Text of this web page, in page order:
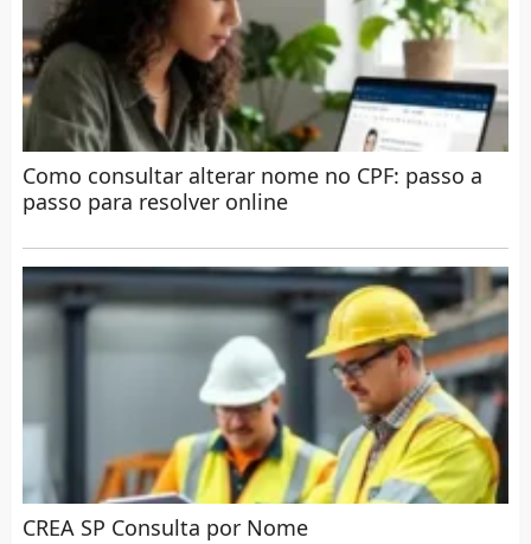
Como consultar alterar nome no CPF: passo a
passo para resolver online
CREA SP Consulta por Nome